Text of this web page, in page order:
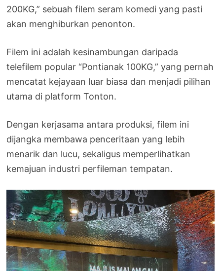
200KG,” sebuah filem seram komedi yang pasti
akan menghiburkan penonton.
Filem ini adalah kesinambungan daripada
telefilem popular “Pontianak 100KG,” yang pernah
mencatat kejayaan luar biasa dan menjadi pilihan
utama di platform Tonton.
Dengan kerjasama antara produksi, filem ini
dijangka membawa penceritaan yang lebih
menarik dan lucu, sekaligus memperlihatkan
kemajuan industri perfileman tempatan.